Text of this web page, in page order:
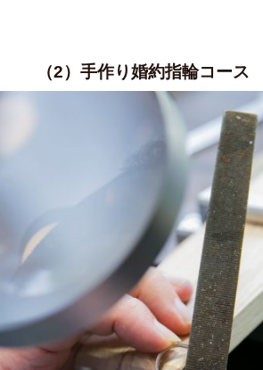
（2）手作り婚約指輪コース